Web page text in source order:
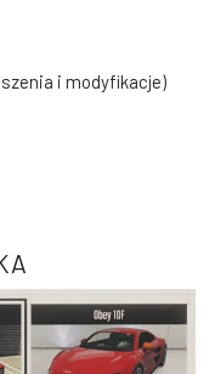
i modyfikacje)